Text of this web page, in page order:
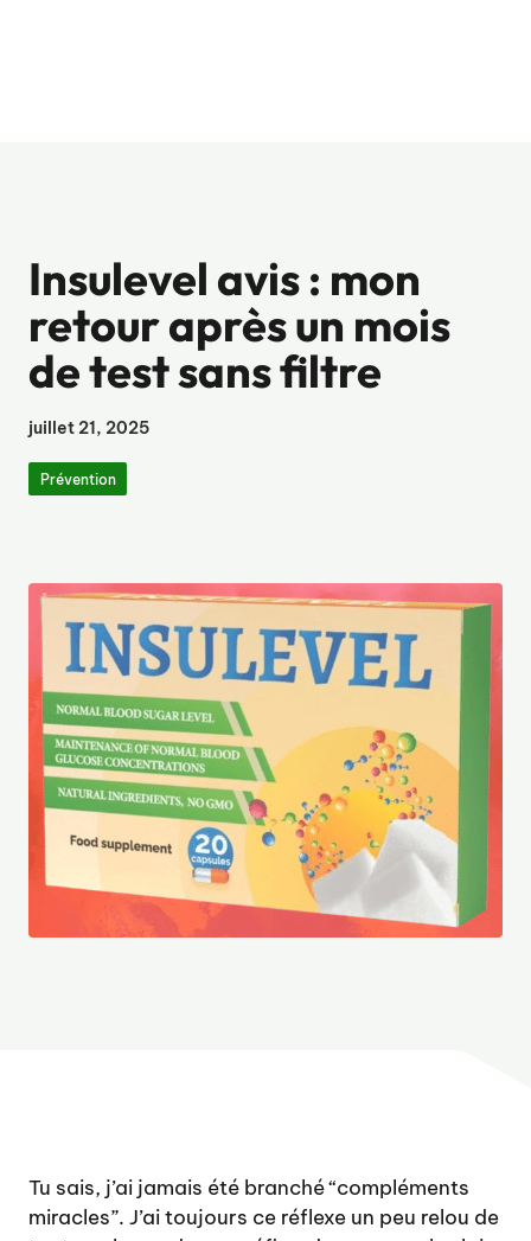
Insulevel avis : mon
retour après un mois
de test sans filtre
juillet 21, 2025
Prévention
Tu sais, j’ai jamais été branché “compléments
miracles”. J’ai toujours ce réflexe un peu relou de